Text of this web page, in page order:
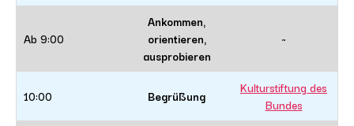
Ab 9:00
Ankommen,
orientieren,
ausprobieren
~
10:00 Begrüßung
Kulturstiftung des
Bundes